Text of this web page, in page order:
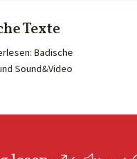
Texte
Badische
Sound&Video